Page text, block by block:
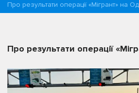
Про результати операції «Мігрант» на
Про результати операції